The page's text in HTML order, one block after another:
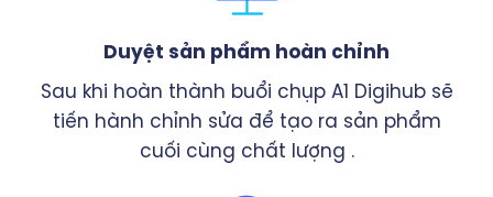
Duyệt sản phẩm hoàn chỉnh
Sau khi hoàn thành buổi chụp A1 Digihub sẽ
tiến hành chỉnh sửa để tạo ra sản phẩm
cuối cùng chất lượng .